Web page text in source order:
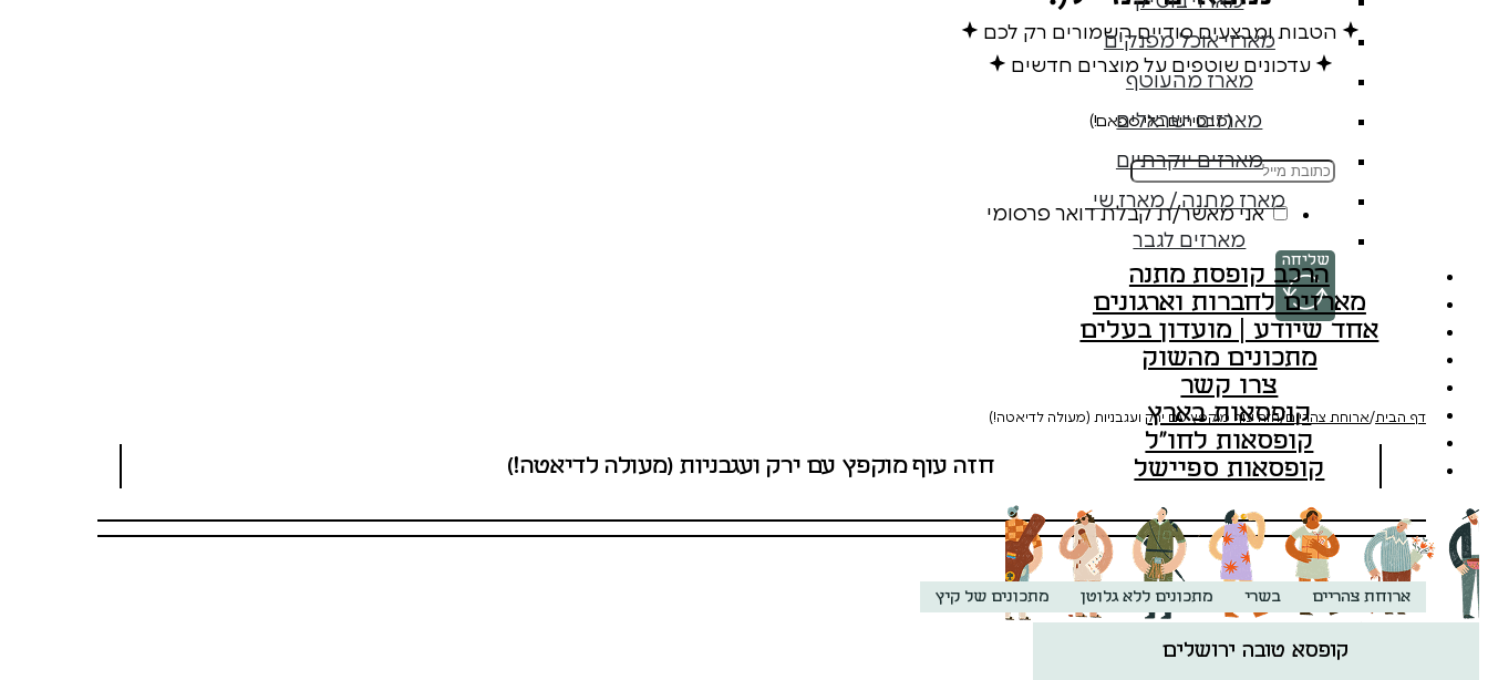
מארזי אוכל מפנקים
מארז מהעוטף
מארזים ישראלים
מארזים יוקרתיים
מארז מתנה / מארז שי
מארזים לגבר
הרכב קופסת מתנה
מארזים לחברות וארגונים
אחד שיודע | מועדון בעלים
מתכונים מהשוק
צרו קשר
קופסאות בארץ
קופסאות לחו"ל
קופסאות ספיישל
קופסא טובה ירושלים
הטבות ומבצעים סודיים השמורים רק לכם
עדכונים שוטפים על מוצרים חדשים
(מבטיחים בלי ספאם!)
אני מאשר/ת קבלת דואר פרסומי
שליחה
דף הבית/ארוחת צהריים/חזה עוף מוקפץ עם ירק ועגבניות (מעולה לדיאטה!)
חזה עוף מוקפץ עם ירק ועגבניות (מעולה לדיאטה!)
ארוחת צהריים בשרי מתכונים ללא גלוטן מתכונים של קיץ